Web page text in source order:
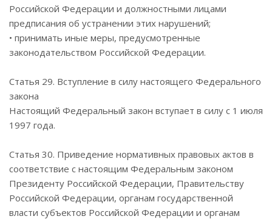
Российской Федерации и должностными лицами
предписания об устранении этих нарушений;
• принимать иные меры, предусмотренные
законодательством Российской Федерации.
Статья 29. Вступление в силу настоящего Федерального
закона
Настоящий Федеральный закон вступает в силу с 1 июля
1997 года.
Статья 30. Приведение нормативных правовых актов в
соответствие с настоящим Федеральным законом
Президенту Российской Федерации, Правительству
Российской Федерации, органам государственной
власти субъектов Российской Федерации и органам